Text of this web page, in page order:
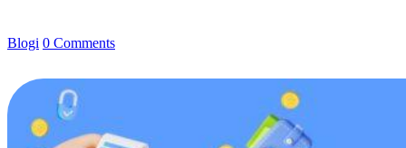
Blogi 0 Comments